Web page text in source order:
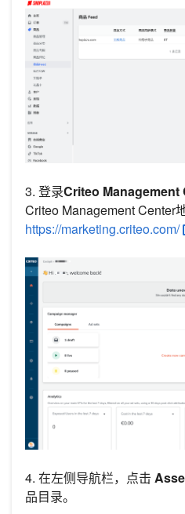
3. 登录Criteo Management
Criteo Management Center地
https://marketing.criteo.com/
4. 在左侧导航栏，点击
品目录。